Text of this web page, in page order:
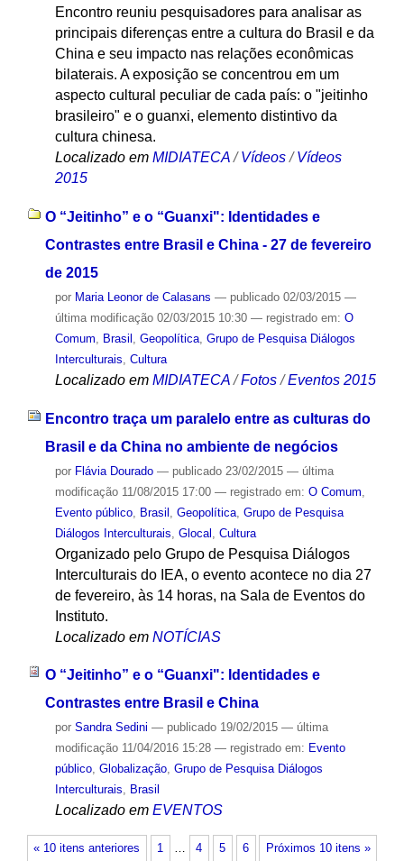
Encontro reuniu pesquisadores para analisar as
principais diferenças entre a cultura do Brasil e da
China e seu impacto nas relações econômicas
bilaterais. A exposição se concentrou em um
aspecto cultural peculiar de cada país: o "jeitinho
brasileiro" e o guanxi, elemento distintivo da
cultura chinesa.
Localizado em MIDIATECA /Vídeos /Vídeos
2015
O “Jeitinho” e o “Guanxi": Identidades e
Contrastes entre Brasil e China - 27 de fevereiro
de 2015
por Maria Leonor de Calasans — publicado02/03/2015 —
última modificação02/03/2015 10:30 — registrado em: O
Comum
Brasil Geopolítica, Grupo de Pesquisa Diálogos
Interculturais Cultura
Localizado em MIDIATECA /Fotos /Eventos 2015
Encontro traça um paralelo entre as culturas do
Brasil e da China no ambiente de negócios
por Flávia Dourado — publicado23/02/2015 — última
modificação11/08/2015 17:00 — registrado em: O Comum
Evento público, Brasil Geopolítica, Grupo de Pesquisa
Diálogos Interculturais Glocal Cultura
Organizado pelo Grupo de Pesquisa Diálogos
Interculturais do IEA, o evento acontece no dia 27
de fevereiro, às 14 horas, na Sala de Eventos do
Instituto.
Localizado em NOTÍCIAS
O “Jeitinho” e o “Guanxi": Identidades e
Contrastes entre Brasil e China
por Sandra Sedini — publicado19/02/2015 — última
modificação11/04/2016 15:28 — registrado em: Evento
público, Globalização, Grupo de Pesquisa Diálogos
Interculturais, Brasil
Localizado em EVENTOS
« 10 itens anteriores Próximos 10 itens »
1 … 4 5 6